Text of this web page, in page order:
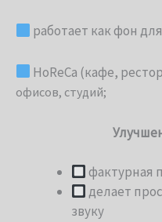
работает как фон
HoReCa (кафе,
офисов, студий;
фактурная
делает
звуку